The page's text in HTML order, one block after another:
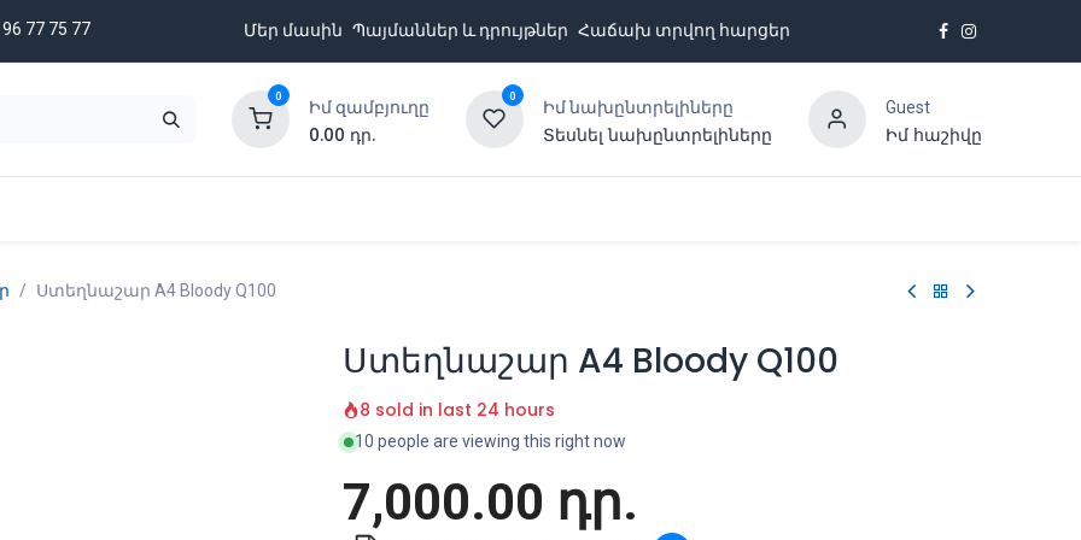
77 75 77 Մեր մասին Պայմաններ և դրույթներ Հաճախ տրվող հարցեր
0
Իմ զամբյուղը
0.00 դր.
0
Իմ նախընտրելիները
Տեսնել նախընտրելիները
Guest
Իմ հաշիվը
Ստեղնաշար A4 Bloody Q100
Ստեղնաշար A4 Bloody Q100
8 sold in last 24 hours
10 people are viewing this right now
7,000.00 դր.